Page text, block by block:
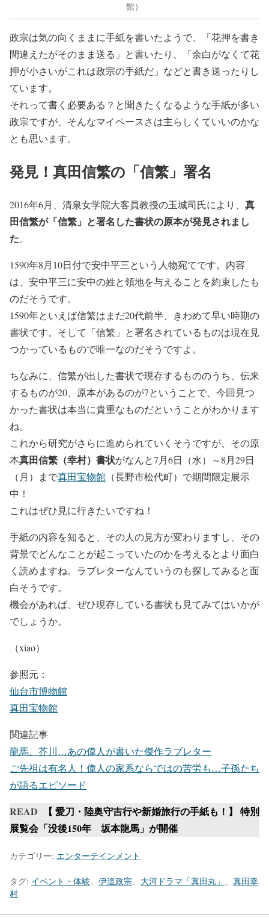
館）
政宗は気の向くままに手紙を書いたようで、「花押を書き
間違えたがそのまま送る」と書いたり、「余白がなくて花
押が小さいがこれは政宗の手紙だ」などと書き送ったりし
ています。
それって書く必要ある？と聞きたくなるような手紙が多い
政宗ですが、そんなマイペースさは主らしくていいのかな
とも思います。
発見！真田信繁の「信繁」署名
2016年6月、清泉女学院大客員教授の玉城司氏により、 真
田信繁が「信繁」と署名した書状の原本が発見されまし
た。
1590年8月10日付で安中平三という人物宛てです。内容
は、安中平三に安中の姓と領地を与えることを約束したも
のだそうです。
1590年といえば信繁はまだ20代前半、きわめて早い時期の
書状です。そして「信繁」と署名されているものは現在見
つかっているもので唯一なのだそうですよ。
ちなみに、信繁が出した書状で現存するもののうち、伝来
するものが20、原本があるのが7ということで、今回見つ
かった書状は本当に貴重なものだということがわかります
ね。
これから研究がさらに進められていくそうですが、その原
本真田信繁（幸村）書状がなんと7月6日（水）～8月29日
（月）まで真田宝物館 （長野市松代町）で期間限定展示
中！
これはぜひ見に行きたいですね！
手紙の内容を知ると、その人の見方が変わりますし、その
背景でどんなことが起こっていたのかを考えるとより面白
く読めますね。ラブレターなんていうのも探してみると面
白そうです。
機会があれば、ぜひ現存している書状も見てみてはいかが
でしょうか。
（xiao）
参照元：
仙台市博物館
真田宝物館
関連記事
龍馬、芥川…あの偉人が書いた傑作ラブレター
ご先祖は有名人！偉人の家系ならではの苦労も…子孫たち
が語るエピソード
READ
【 愛刀・陸奥守吉行や新婚旅行の手紙も！】 特別
展覧会「没後150年 坂本龍馬」が開催
カテゴリー: エンターテインメント
タグ: イベント・体験 伊達政宗 大河ドラマ「真田丸」
真田幸
村